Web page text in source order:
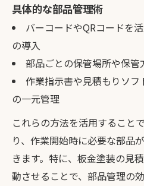
管理
鈑金塗装見積もり
見積もりソフトの導
たらす効果
鈑金塗装と部品管理
トで強化
部品管理が鈑金塗装の
鈑金塗装の品質向
工夫
具体的な部品管理術
バーコードやQRコードを
の導入
部品ごとの保管場所や保管
作業指示書や見積もりソ
の一元管理
これらの方法を活用すること
り、作業開始時に必要な部品
きます。特に、板金塗装の見
動させることで、部品管理の